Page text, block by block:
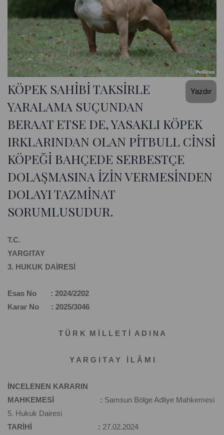
Yazdır
KÖPEK SAHİBİ TAKSİRLE
YARALAMA SUÇUNDAN
BERAAT ETSE DE, YASAKLI KÖPEK
IRKLARINDAN OLAN PİTBULL CİNSİ
KÖPEĞİ BAHÇEDE SERBESTÇE
DOLAŞMASINA İZİN VERMESİNDEN
DOLAYI TAZMİNAT
SORUMLUSUDUR.
T.C.
YARGITAY
3. HUKUK DAİRESİ
Esas No : 2024/2202
Karar No : 2025/3046
T Ü R K M İ L L E T İ A D I N A
Y A R G I T A Y İ L Â M I
İNCELENEN KARARIN
MAHKEMESİ : Samsun Bölge Adliye Mahkemesi
5. Hukuk Dairesi
TARİHİ : 27.02.2024